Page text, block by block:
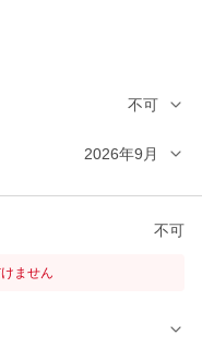
不可
2026年9月
不可
ません